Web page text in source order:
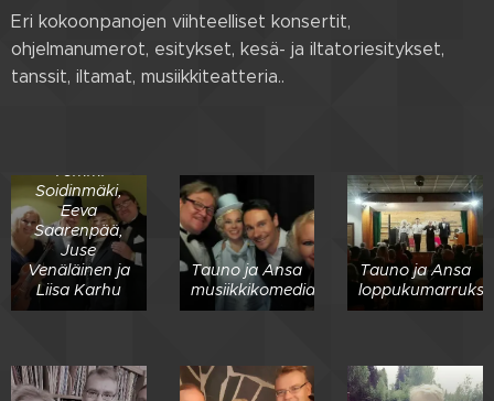
Eri kokoonpanojen viihteelliset konsertit,
ohjelmanumerot, esitykset, kesä- ja iltatoriesitykset,
tanssit, iltamat, musiikkiteatteria..
Tommi
Soidinmäki,
Eeva
Saarenpää,
Juse
Venäläinen ja
Liisa Karhu
Tauno ja Ansa
musiikkikomedia
Tauno ja Ansa